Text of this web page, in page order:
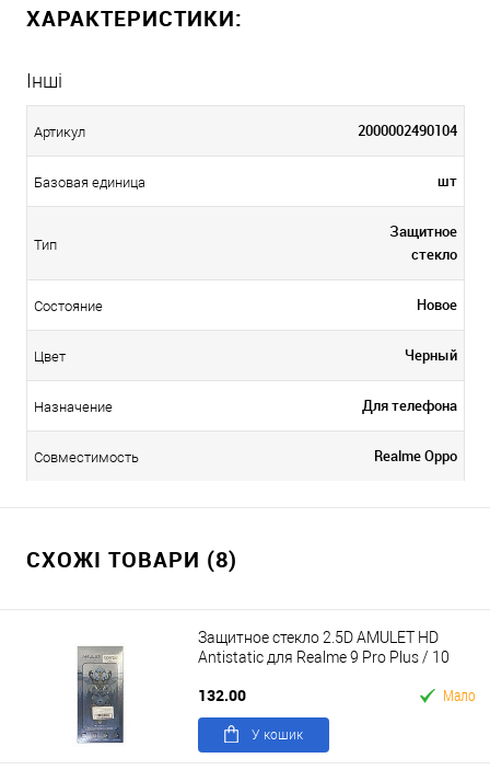
ХАРАКТЕРИСТИКИ:
Інші
Артикул 2000002490104
Базовая единица шт
Тип
Защитное
стекло
Состояние Новое
Цвет Черный
Назначение Для телефона
Совместимость Realme Oppo
СХОЖІ ТОВАРИ (8)
Защитное стекло 2.5D AMULET HD
Antistatic для Realme 9 Pro Plus / 10
132.00 Мало
У кошик